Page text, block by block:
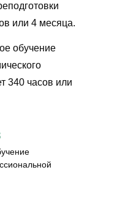
или 4 месяца.
обучение
340 часов или